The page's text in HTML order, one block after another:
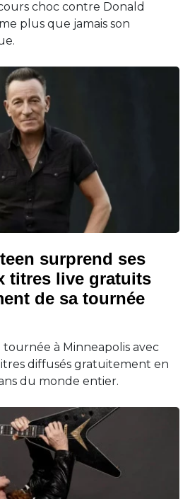
choc contre Donald
plus que jamais son
surprend ses
titres live gratuits
de sa tournée
tournée à Minneapolis avec
diffusés gratuitement en
du monde entier.